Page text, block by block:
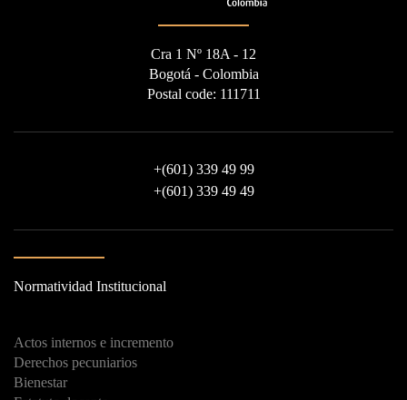
Cra 1 Nº 18A - 12
Bogotá - Colombia
Postal code: 111711
+(601) 339 49 99
+(601) 339 49 49
Normatividad Institucional
Actos internos e incremento
Derechos pecuniarios
Bienestar